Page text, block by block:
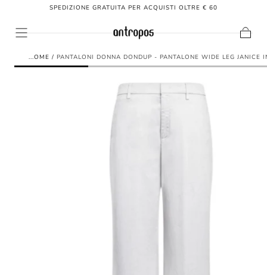
SPEDIZIONE GRATUITA PER ACQUISTI OLTRE € 60
HOME / PANTALONI DONNA DONDUP - PANTALONE WIDE LEG JANICE